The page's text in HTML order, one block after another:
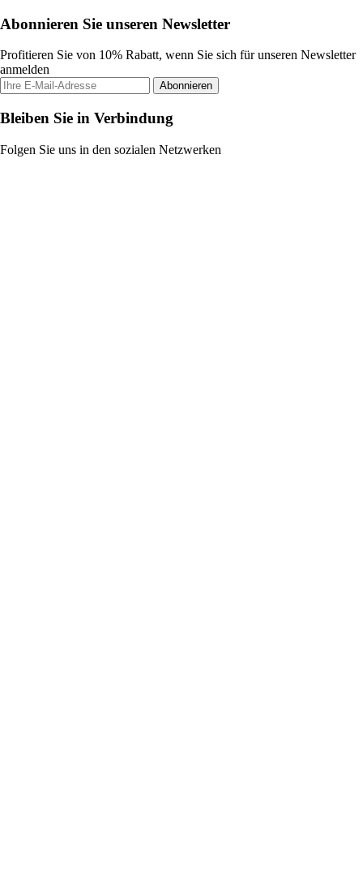
Abonnieren Sie unseren Newsletter
Profitieren Sie von 10% Rabatt, wenn Sie sich für unseren Newsletter
anmelden
Abonnieren
Bleiben Sie in Verbindung
Folgen Sie uns in den sozialen Netzwerken